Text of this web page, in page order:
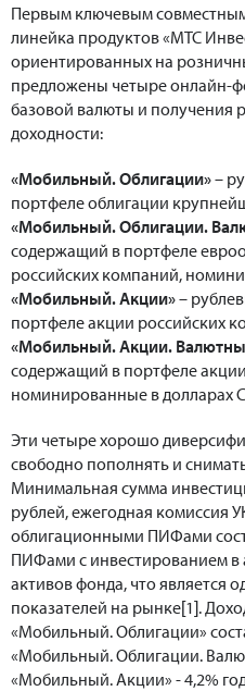
Первым ключевым
линейка продуктов «МТС
ориентированных на
предложены четыре онлайн-
базовой валюты и получения
доходности:
«Мобильный. Облигации»–
портфеле облигации
«Мобильный. Облигации.
содержащий в портфеле
российских компаний,
«Мобильный. Акции»–
портфеле акции российских
«Мобильный. Акции.
содержащий в портфеле
номинированные в долларах
Эти четыре хорошо
свободно пополнять и
Минимальная сумма
рублей, ежегодная комиссия
облигационными ПИФами
ПИФами с инвестированием в
активов фонда, что является
показателей на рынке[1].
«Мобильный. Облигации»
«Мобильный. Облигации.
«Мобильный. Акции» - 4,2%